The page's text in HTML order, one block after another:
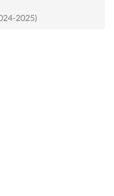
2025)